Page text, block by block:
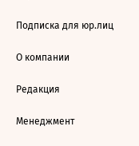
Подписка для юр.лиц
О компании
Редакция
Менеджмент